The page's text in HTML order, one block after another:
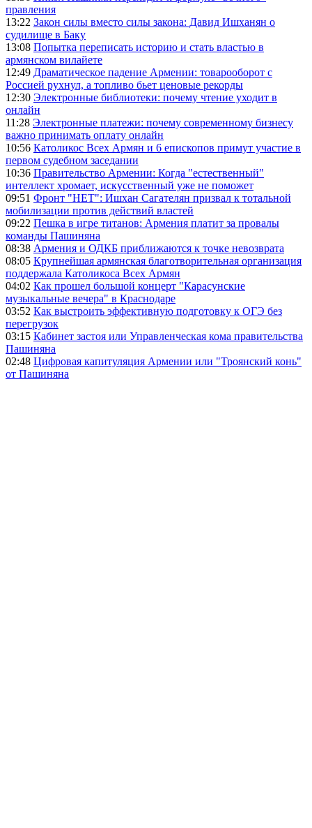
правления
13:22 Закон силы вместо силы закона: Давид Ишханян о
судилище в Баку
13:08 Попытка переписать историю и стать властью в
армянском вилайете
12:49 Драматическое падение Армении: товарооборот с
Россией рухнул, а топливо бьет ценовые рекорды
12:30 Электронные библиотеки: почему чтение уходит в
онлайн
11:28 Электронные платежи: почему современному бизнесу
важно принимать оплату онлайн
10:56 Католикос Всех Армян и 6 епископов примут участие в
первом судебном заседании
10:36 Правительство Армении: Когда "естественный"
интеллект хромает, искусственный уже не поможет
09:51 Фронт "НЕТ": Ишхан Сагателян призвал к тотальной
мобилизации против действий властей
09:22 Пешка в игре титанов: Армения платит за провалы
команды Пашиняна
08:38 Армения и ОДКБ приближаются к точке невозврата
08:05 Крупнейшая армянская благотворительная организация
поддержала Католикоса Всех Армян
04:02 Как прошел большой концерт "Карасунские
музыкальные вечера" в Краснодаре
03:52 Как выстроить эффективную подготовку к ОГЭ без
перегрузок
03:15 Кабинет застоя или Управленческая кома правительства
Пашиняна
02:48 Цифровая капитуляция Армении или "Троянский конь"
от Пашиняна